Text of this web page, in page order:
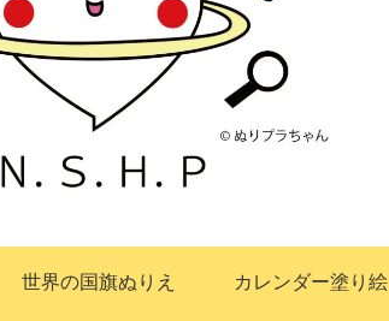
世界の国旗ぬりえ カレンダー塗り絵